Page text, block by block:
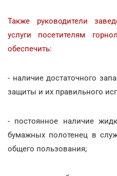
Также руководители
услуги посетителям
обеспечить:
- наличие достаточного
защиты и их правильного
- постоянное наличие
бумажных полотенец в
общего пользования;